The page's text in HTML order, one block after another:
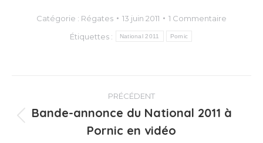
Catégorie : Régates 13 juin 2011
1 Commentaire
Étiquettes :
National 2011 Pornic
Navigation
article
PRÉCÉDENT
précédent
Bande-annonce du National 2011 à
Pornic en vidéo